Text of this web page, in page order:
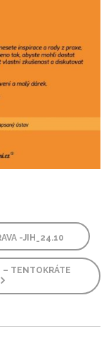
-JIH_24.10
– TENTOKRÁTE